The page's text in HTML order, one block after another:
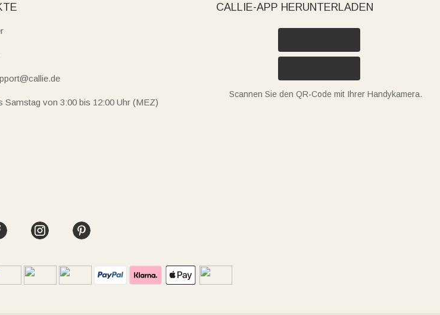
Samstag von 3:00 bis 12:00 Uhr (MEZ)
CALLIE-APP HERUNTERLADEN
Scannen Sie den QR-Code mit Ihrer Handykamera.